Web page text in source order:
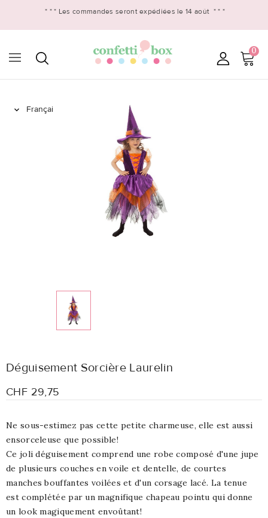
* * * Les commandes seront expédiées le 14 août * * *
0

Déguisement Sorcière Laurelin
CHF 29,75
Ne sous-estimez pas cette petite charmeuse, elle est aussi
ensorceleuse que possible!
Ce joli déguisement comprend une robe composé d'une jupe
de plusieurs couches en voile et dentelle, de courtes
manches bouffantes voilées et d'un corsage lacé. La tenue
est complétée par un magnifique chapeau pointu qui donne
un look magiquement envoûtant!